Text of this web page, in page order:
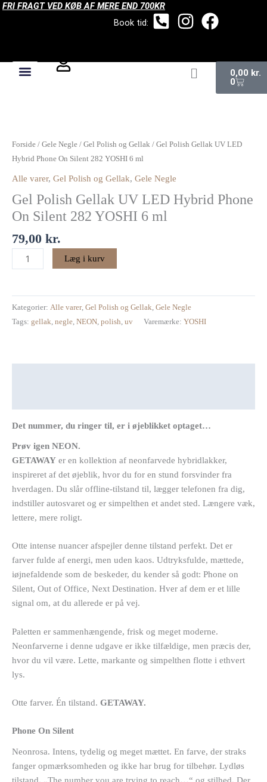
Gå
Book tid:
FRI FRAGT VED KØB AF MERE END 700KR
0,00 kr.
0
Kurv
Forside / Gele Negle / Gel Polish og Gellak / Gel Polish Gellak UV LED
Hybrid Phone On Silent 282 YOSHI 6 ml
Alle varer, Gel Polish og Gellak, Gele Negle
Gel Polish Gellak UV LED Hybrid Phone
On Silent 282 YOSHI 6 ml
79,00 kr.
Gellak
UV
Hybrid
Phone
On
282
YOSHI
6
antal
Læg i kurv
Kategorier: Alle varer, Gel Polish og Gellak Gele Negle
Tags: gellak negle NEON polish uv Varemærke: YOSHI
Det nummer, du ringer til, er i øjeblikket optaget…
Prøv igen NEON.
GETAWAY er en kollektion af neonfarvede hybridlakker,
inspireret af det øjeblik, hvor du for en stund forsvinder fra
hverdagen. Du slår offline-tilstand til, lægger telefonen fra dig,
indstiller autosvaret og er simpelthen et andet sted. Længere væk,
lettere, mere roligt.
Otte intense nuancer afspejler denne tilstand perfekt. Det er
farver fulde af energi, men uden kaos. Udtryksfulde, mættede,
iøjnefaldende som de beskeder, du kender så godt: Phone on
Silent, Out of Office, Next Destination. Hver af dem er et lille
signal om, at du allerede er på vej.
Paletten er sammenhængende, frisk og meget moderne.
Neonfarverne i denne udgave er ikke tilfældige, men præcis der,
hvor du vil være. Lette, markante og simpelthen flotte i ethvert
lys.
Otte farver. Én tilstand. GETAWAY.
Phone On Silent
Neonrosa. Intens, tydelig og meget mættet. En farve, der straks
fanger opmærksomheden og ikke har brug for tilbehør. Lydløs
tilstand. „The number you are trying to reach…“ og stilhed. Der